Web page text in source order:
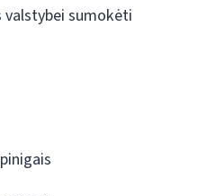
valstybei sumokėti